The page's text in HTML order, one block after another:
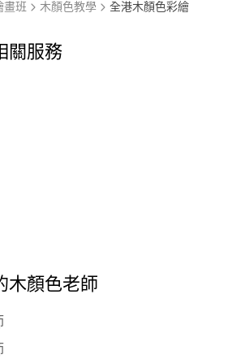
關服務
木顏色老師
畫班 木顏色教學 全港木顏色彩繪